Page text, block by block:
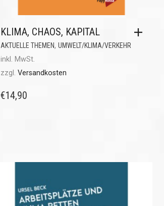
KLIMA, CHAOS, KAPITAL
AKTUELLE THEMEN, UMWELT/KLIMA/VERKEHR
inkl. MwSt.
zzgl. Versandkosten
€14,90